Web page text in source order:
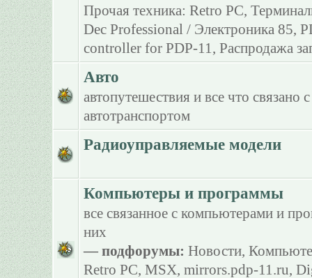
Прочая техника: Retro PC,
Dec Professional / Электроника 85,
controller for PDP-11 , Распродажа
Авто
автопутешествия и все что связано с
автотранспортом
Радиоуправляемые модели
Компьютеры и программы
все связанное с компьютерами и
них
— подфорумы: Новости,
Retro PC, MSX, mirrors.pdp-11.ru,